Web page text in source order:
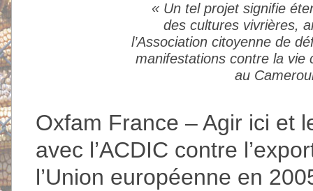
« Un tel projet signifie
des cultures vivrières,
l’Association citoyenne de
manifestations contre la vie
au
Oxfam France – Agir ici et
avec l’ACDIC contre
l’Union européenne en